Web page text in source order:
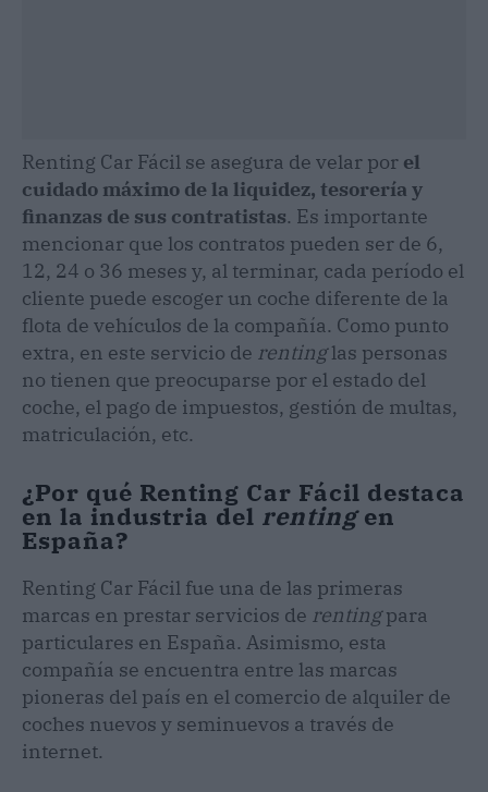
Renting Car Fácil se asegura de velar por el
cuidado máximo de la liquidez, tesorería y
finanzas de sus contratistas. Es importante
mencionar que los contratos pueden ser de 6,
12, 24 o 36 meses y, al terminar, cada período el
cliente puede escoger un coche diferente de la
flota de vehículos de la compañía. Como punto
extra, en este servicio de rentinglas personas
no tienen que preocuparse por el estado del
coche, el pago de impuestos, gestión de multas,
matriculación, etc.
¿Por qué Renting Car Fácil destaca
en la industria del rentingen
España?
Renting Car Fácil fue una de las primeras
marcas en prestar servicios de rentingpara
particulares en España. Asimismo, esta
compañía se encuentra entre las marcas
pioneras del país en el comercio de alquiler de
coches nuevos y seminuevos a través de
internet.